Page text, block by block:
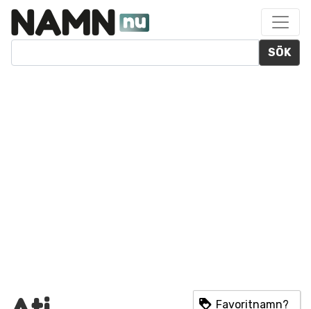
SÖK
Favoritnamn?